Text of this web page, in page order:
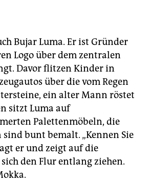
Bujar Luma. Er ist Gründer
Logo über dem zentralen
Davor flitzen Kinder in
über die vom Regen
ein alter Mann röstet
sitzt Luma auf
Palettenmöbeln, die
sind bunt bemalt. „Kennen Sie
er und zeigt auf die
den Flur entlang ziehen.